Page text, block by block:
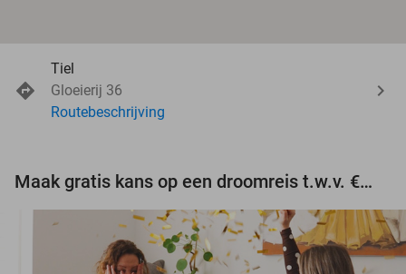
Tiel
Gloeierij 36
Routebeschrijving
Maak gratis kans op een droomreis t.w.v. €3.000!